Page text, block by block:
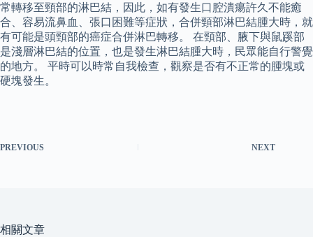
常轉移至頸部的淋巴結，因此，如有發生口腔潰瘍許久不能癒
合、容易流鼻血、張口困難等症狀，合併頸部淋巴結腫大時，就
有可能是頭頸部的癌症合併淋巴轉移。 在頸部、腋下與鼠蹊部
是淺層淋巴結的位置，也是發生淋巴結腫大時，民眾能自行警覺
的地方。 平時可以時常自我檢查，觀察是否有不正常的腫塊或
硬塊發生。
PREVIOUS NEXT
相關文章